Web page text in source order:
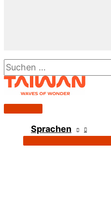
Suchen …
Hauptmenü
Sprachen